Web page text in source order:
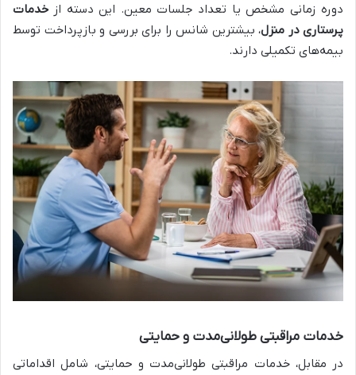
دوره زمانی مشخص یا تعداد جلسات معین. این دسته از خدمات
پرستاری در منزل، بیشترین شانس را برای بررسی و بازپرداخت توسط
بیمه‌های تکمیلی دارند.
خدمات مراقبتی طولانی‌مدت و حمایتی
در مقابل، خدمات مراقبتی طولانی‌مدت و حمایتی، شامل اقداماتی